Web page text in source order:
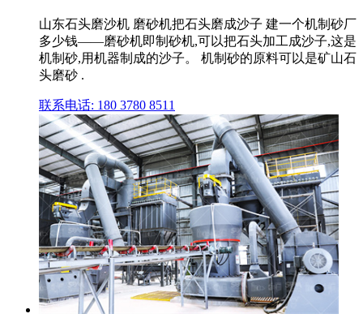
山东石头磨沙机 磨砂机把石头磨成沙子 建一个机制砂厂
多少钱——磨砂机即制砂机,可以把石头加工成沙子,这是
机制砂,用机器制成的沙子。 机制砂的原料可以是矿山石
头磨砂 .
联系电话: 180 3780 8511